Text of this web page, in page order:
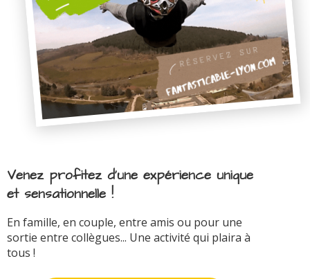
Venez profitez d'une expérience unique
et sensationnelle !
En famille, en couple, entre amis ou pour une
sortie entre collègues... Une activité qui plaira à
tous !